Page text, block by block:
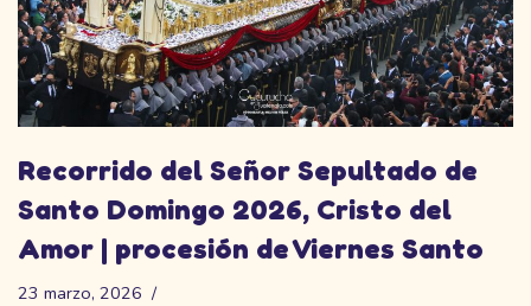
Recorrido del Señor Sepultado de
Santo Domingo 2026, Cristo del
Amor | procesión de Viernes Santo
23 marzo, 2026